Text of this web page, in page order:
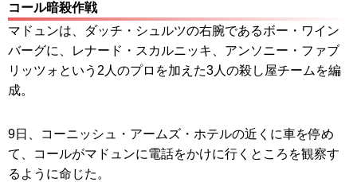
コール暗殺作戦
マドュンは、ダッチ・シュルツの右腕であるボー・ワイン
バーグに、レナード・スカルニッキ、アンソニー・ファブ
リッツォという2人のプロを加えた3人の殺し屋チームを編
成。
9日、コーニッシュ・アームズ・ホテルの近くに車を停め
て、コールがマドュンに電話をかけに行くところを観察す
るように命じた。